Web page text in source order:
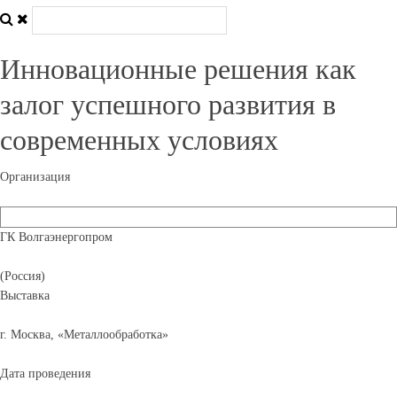
Инновационные решения как
залог успешного развития в
современных условиях
Организация
ГК Волгаэнергопром
(Россия)
Выставка
г. Москва, «Металлообработка»
Дата проведения